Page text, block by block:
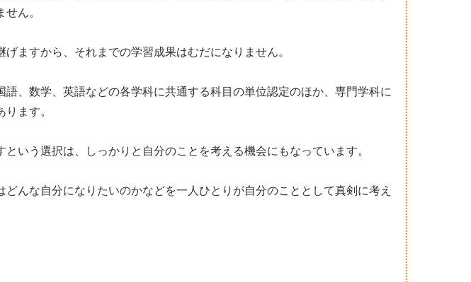
ん。
ますから、それまでの学習成果はむだになりません。
、数学、英語などの各学科に共通する科目の単位認定のほか、専門学科に
ます。
いう選択は、しっかりと自分のことを考える機会にもなっています。
んな自分になりたいのかなどを一人ひとりが自分のこととして真剣に考え